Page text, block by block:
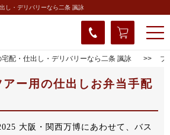
し・デリバリーなら二条 諷詠
配・仕出し・デリバリーなら二条 諷詠 ブ
ー用の仕出しお弁当手配
大阪・関西万博にあわせて、バス